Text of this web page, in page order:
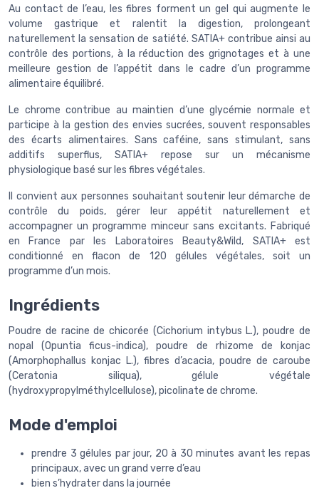
Au contact de l’eau, les fibres forment un gel qui augmente le
volume gastrique et ralentit la digestion, prolongeant
naturellement la sensation de satiété. SATIA+ contribue ainsi au
contrôle des portions, à la réduction des grignotages et à une
meilleure gestion de l’appétit dans le cadre d’un programme
alimentaire équilibré.
Le chrome contribue au maintien d’une glycémie normale et
participe à la gestion des envies sucrées, souvent responsables
des écarts alimentaires. Sans caféine, sans stimulant, sans
additifs superflus, SATIA+ repose sur un mécanisme
physiologique basé sur les fibres végétales.
Il convient aux personnes souhaitant soutenir leur démarche de
contrôle du poids, gérer leur appétit naturellement et
accompagner un programme minceur sans excitants. Fabriqué
en France par les Laboratoires Beauty&Wild, SATIA+ est
conditionné en flacon de 120 gélules végétales, soit un
programme d’un mois.
Ingrédients
Poudre de racine de chicorée (Cichorium intybus L.), poudre de
nopal (Opuntia ficus-indica), poudre de rhizome de konjac
(Amorphophallus konjac L.), fibres d’acacia, poudre de caroube
(Ceratonia siliqua), gélule végétale
(hydroxypropylméthylcellulose), picolinate de chrome.
Mode d'emploi
prendre 3 gélules par jour, 20 à 30 minutes avant les repas
principaux, avec un grand verre d’eau
bien s’hydrater dans la journée